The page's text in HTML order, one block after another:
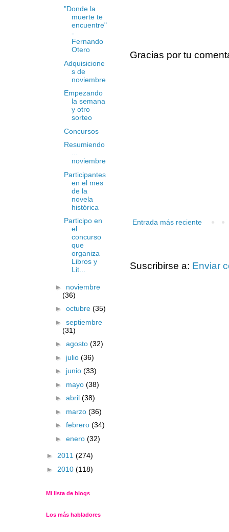
Gracias por tu
Entrada más reciente
Suscribirse a: Enviar
"Donde la
muerte te
encuentre"
-
Fernando
Otero
Adquisicione
s de
noviembre
Empezando
la semana
y otro
sorteo
Concursos
Resumiendo
noviembre
Participantes
en el mes
de la
novela
histórica
Participo en
el
concurso
que
organiza
Libros y
Lit...
► noviembre
(36)
► octubre (35)
► septiembre
(31)
► agosto (32)
► julio (36)
► junio (33)
► mayo (38)
► abril (38)
► marzo (36)
► febrero (34)
► enero (32)
► 2011 (274)
► 2010 (118)
Mi lista de blogs
Los más habladores